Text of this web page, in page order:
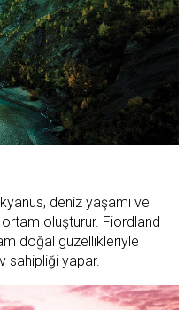
deniz yaşamı ve
oluşturur. Fiordland
doğal güzellikleriyle
sahipliği yapar.